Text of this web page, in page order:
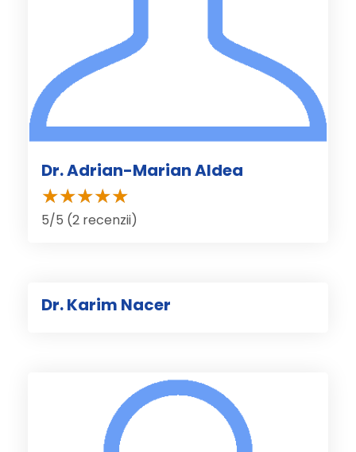
Dr. Adrian-Marian Aldea
5/5 (2 recenzii)
Dr. Karim Nacer